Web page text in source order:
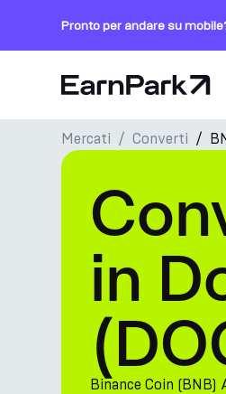
Pronto per andare su
Pagina principale
Prodotti
Mercati
PARK
Risorse
Azienda
Mercati Converti
in
Binance Coin